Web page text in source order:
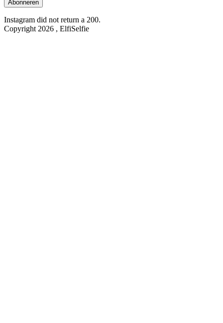
Instagram did not return a 200.
Copyright 2026 , ElfiSelfie